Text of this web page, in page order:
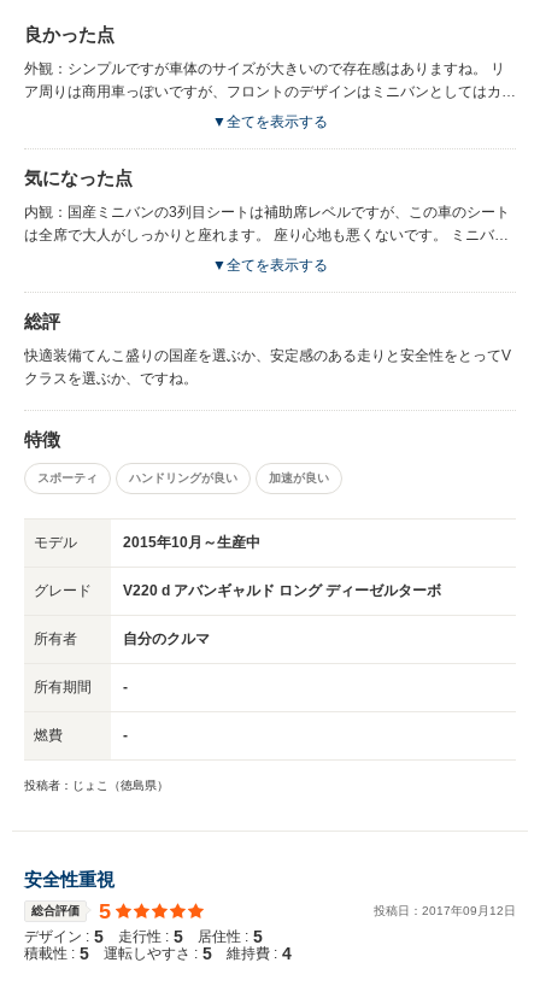
良かった点
外観：シンプルですが車体のサイズが大きいので存在感はありますね。 リ
ア周りは商用車っぽいですが、フロントのデザインはミニバンとしてはカッ
コいい方ではないでしょうか。 メッキメッキしていないのは良いと思いま
十分でしょう。 音はトラックそのものですが、室内は思ったよりも静かな
ので、そこまで気にする必要はないでしょう。 走行性： メルセデスらし
く、気が付いたらスピードが出ている感じで安定感は十分です。 車重が良
ないのでそこには触れません。 着座位置が高く窓が低いので車両感覚は掴
みやすいと思います。 また、車体のサイズのわりに小回りも利くので取り
回しはなかなか良さそうです。 乗り心地： 走行性能のところでも触れまし
なかったようにフラットな姿勢を保って走ります。 プロの方のレビューを
見るとトラックや商用車のような乗り心地といったように書かれております
が、このレベルの乗り心地の商用車があったら驚きですね。 キャラバンや
ハイエースがこんな乗り心地だったら、商用ではなく乗用車としてバカ売れ
▼全てを表示する
気になった点
内観：国産ミニバンの3列目シートは補助席レベルですが、この車のシート
は全席で大人がしっかりと座れます。 座り心地も悪くないです。 ミニバン
が本当に必要な大家族で、家族全員が快適に移動するにはこの車しかないの
を感じます。 ミニバンに豪華さを求める人は少数だと思いますが、もう少
しだけ頑張ってくれても良いのではないかと思います。
▼全てを表示する
総評
快適装備てんこ盛りの国産を選ぶか、安定感のある走りと安全性をとってV
クラスを選ぶか、ですね。
特徴
スポーティ ハンドリングが良い 加速が良い
モデル 2015年10月～生産中
グレード V220 d アバンギャルド ロング ディーゼルターボ
所有者 自分のクルマ
所有期間 -
燃費 -
投稿者：じょこ（徳島県）
安全性重視
総合評価 5 投稿日： 2017年09 月 12日
デザイン : 5 走行性 : 5 居住性 : 5
積載性 : 5 運転しやすさ : 5 維持費 : 4